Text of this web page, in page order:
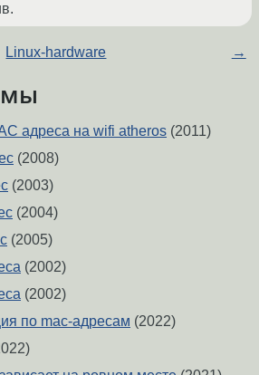
Linux-hardware →
адреса на wifi atheros (2011)
(2008)
(2003)
(2004)
(2005)
(2002)
(2002)
по mac-адресам (2022)